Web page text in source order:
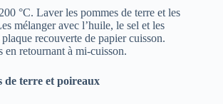
°C. Laver les pommes de terre et les
mélanger avec l’huile, le sel et les
recouverte de papier cuisson.
en retournant à mi-cuisson.
de terre et poireaux